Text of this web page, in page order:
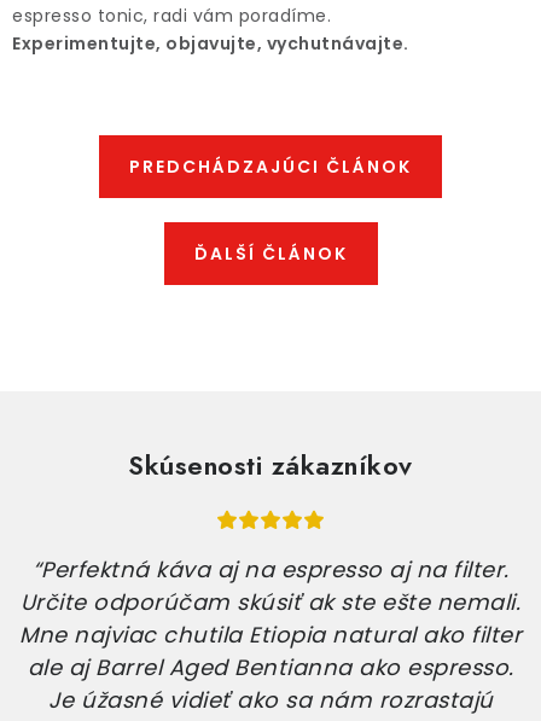
espresso tonic, radi vám poradíme.
Experimentujte, objavujte, vychutnávajte.
PREDCHÁDZAJÚCI ČLÁNOK
ĎALŠÍ ČLÁNOK
Skúsenosti zákazníkov
Vaša pražiareň kávy ma úplne dostala!
Každé ráno sa teším na šálku vášho
neskutočne chutného zrnkového
Neviem, ako ste to dokázali, ale ste ma
definitívne premenili na kávového